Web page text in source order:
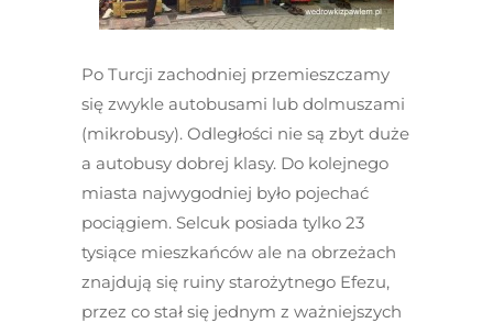
Po Turcji zachodniej przemieszczamy
się zwykle autobusami lub dolmuszami
(mikrobusy). Odległości nie są zbyt duże
a autobusy dobrej klasy. Do kolejnego
miasta najwygodniej było pojechać
pociągiem. Selcuk posiada tylko 23
tysiące mieszkańców ale na obrzeżach
znajdują się ruiny starożytnego Efezu,
przez co stał się jednym z ważniejszych